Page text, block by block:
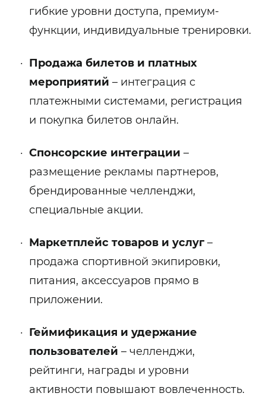
гибкие уровни доступа, премиум-
функции, индивидуальные тренировки.
Продажа билетов и платных
мероприятий – интеграция с
платежными системами, регистрация
и покупка билетов онлайн.
Спонсорские интеграции –
размещение рекламы партнеров,
брендированные челленджи,
специальные акции.
Маркетплейс товаров и услуг–
продажа спортивной экипировки,
питания, аксессуаров прямо в
приложении.
Геймификация и удержание
пользователей – челленджи,
рейтинги, награды и уровни
активности повышают вовлеченность.